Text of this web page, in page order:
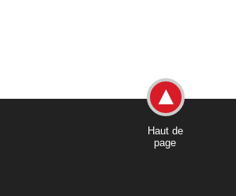
Haut de
page